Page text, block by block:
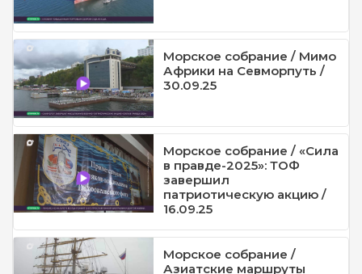
Морское собрание / Мимо
Африки на Севморпуть /
30.09.25
Морское собрание / «Сила
в правде-2025»: ТОФ
завершил
патриотическую акцию /
16.09.25
Морское собрание /
Азиатские маршруты